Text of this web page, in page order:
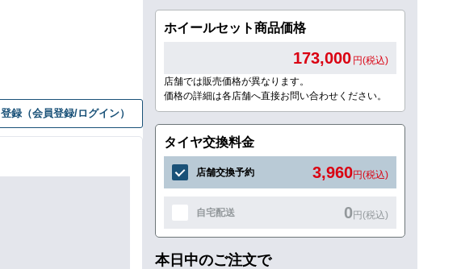
録（会員登録/ログイン）
ホイールセット商品価格
173,000 円(税込)
店舗では販売価格が異なります。
価格の詳細は各店舗へ直接お問い合わせください。
タイヤ交換料金
店舗交換予約 3,960円(税込)
自宅配送 0円(税込)
本日中のご注文で